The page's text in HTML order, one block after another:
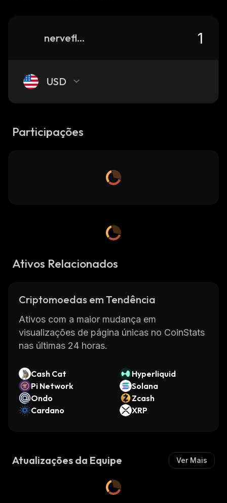
nerveflux
USD
Participações
Ativos Relacionados
Criptomoedas em Tendência
Ativos com a maior mudança em
visualizações de página únicas no CoinStats
nas últimas 24 horas.
Cash Cat
Hyperliquid
Pi Network
Solana
Ondo
Zcash
Cardano
XRP
Atualizações da Equipe Ver Mais